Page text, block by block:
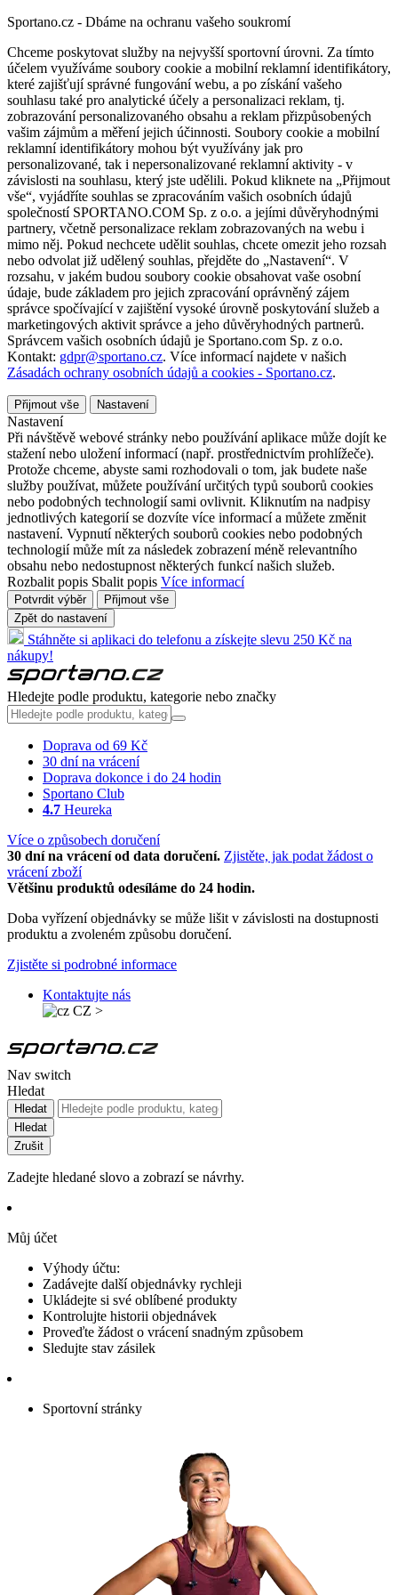
Sportano.cz - Dbáme na ochranu vašeho soukromí
Chceme poskytovat služby na nejvyšší sportovní úrovni. Za tímto
účelem využíváme soubory cookie a mobilní reklamní identifikátory,
které zajišťují správné fungování webu, a po získání vašeho
souhlasu také pro analytické účely a personalizaci reklam, tj.
zobrazování personalizovaného obsahu a reklam přizpůsobených
vašim zájmům a měření jejich účinnosti. Soubory cookie a mobilní
reklamní identifikátory mohou být využívány jak pro
personalizované, tak i nepersonalizované reklamní aktivity - v
závislosti na souhlasu, který jste udělili. Pokud kliknete na „Přijmout
vše“, vyjádříte souhlas se zpracováním vašich osobních údajů
společností SPORTANO.COM Sp. z o.o. a jejími důvěryhodnými
partnery, včetně personalizace reklam zobrazovaných na webu i
mimo něj. Pokud nechcete udělit souhlas, chcete omezit jeho rozsah
nebo odvolat již udělený souhlas, přejděte do „Nastavení“. V
rozsahu, v jakém budou soubory cookie obsahovat vaše osobní
údaje, bude základem pro jejich zpracování oprávněný zájem
správce spočívající v zajištění vysoké úrovně poskytování služeb a
marketingových aktivit správce a jeho důvěryhodných partnerů.
Správcem vašich osobních údajů je Sportano.com Sp. z o.o.
Kontakt: gdpr@sportano.cz. Více informací najdete v našich
Zásadách ochrany osobních údajů a cookies - Sportano.cz.
Přijmout vše Nastavení
Nastavení
Při návštěvě webové stránky nebo používání aplikace může dojít ke
stažení nebo uložení informací (např. prostřednictvím prohlížeče).
Protože chceme, abyste sami rozhodovali o tom, jak budete naše
služby používat, můžete používání určitých typů souborů cookies
nebo podobných technologií sami ovlivnit. Kliknutím na nadpisy
jednotlivých kategorií se dozvíte více informací a můžete změnit
nastavení. Vypnutí některých souborů cookies nebo podobných
technologií může mít za následek zobrazení méně relevantního
obsahu nebo nedostupnost některých funkcí našich služeb.
Rozbalit popis Sbalit popis Více informací
Potvrdit výběr
Přijmout vše
Zpět do nastavení
Stáhněte si aplikaci do telefonu a získejte slevu 250 Kč na
nákupy!
Hledejte podle produktu, kategorie nebo značky
Doprava od 69 Kč
30 dní na vrácení
Doprava dokonce i do 24 hodin
Sportano Club
4.7 Heureka
Více o způsobech doručení
30 dní na vrácení od data doručení. Zjistěte, jak podat žádost o
vrácení zboží
Většinu produktů odesíláme do 24 hodin.
Doba vyřízení objednávky se může lišit v závislosti na dostupnosti
produktu a zvoleném způsobu doručení.
Zjistěte si podrobné informace
Kontaktujte nás
CZ >
Nav switch
Hledat
Hledat
Hledat
Zrušit
Zadejte hledané slovo a zobrazí se návrhy.
Můj účet
Výhody účtu:
Zadávejte další objednávky rychleji
Ukládejte si své oblíbené produkty
Kontrolujte historii objednávek
Proveďte žádost o vrácení snadným způsobem
Sledujte stav zásilek
Sportovní stránky